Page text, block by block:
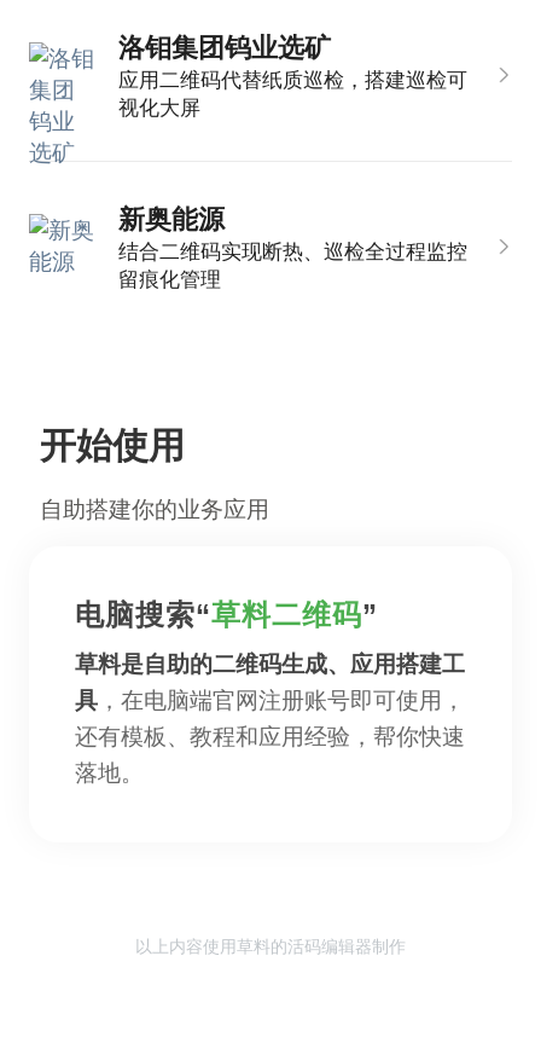
洛钼集团钨业选矿
应用二维码代替纸质巡检，搭建巡检可
视化大屏
新奥能源
结合二维码实现断热、巡检全过程监控
留痕化管理
开始使用
自助搭建你的业务应用
电脑搜索“草料二维码”
草料是自助的二维码生成、应用搭建工
具 ，在电脑端官网注册账号即可使用，
还有模板、教程和应用经验，帮你快速
落地。
以上内容使用草料的活码编辑器制作